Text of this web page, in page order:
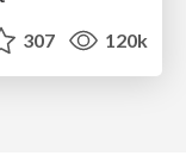
307 120k